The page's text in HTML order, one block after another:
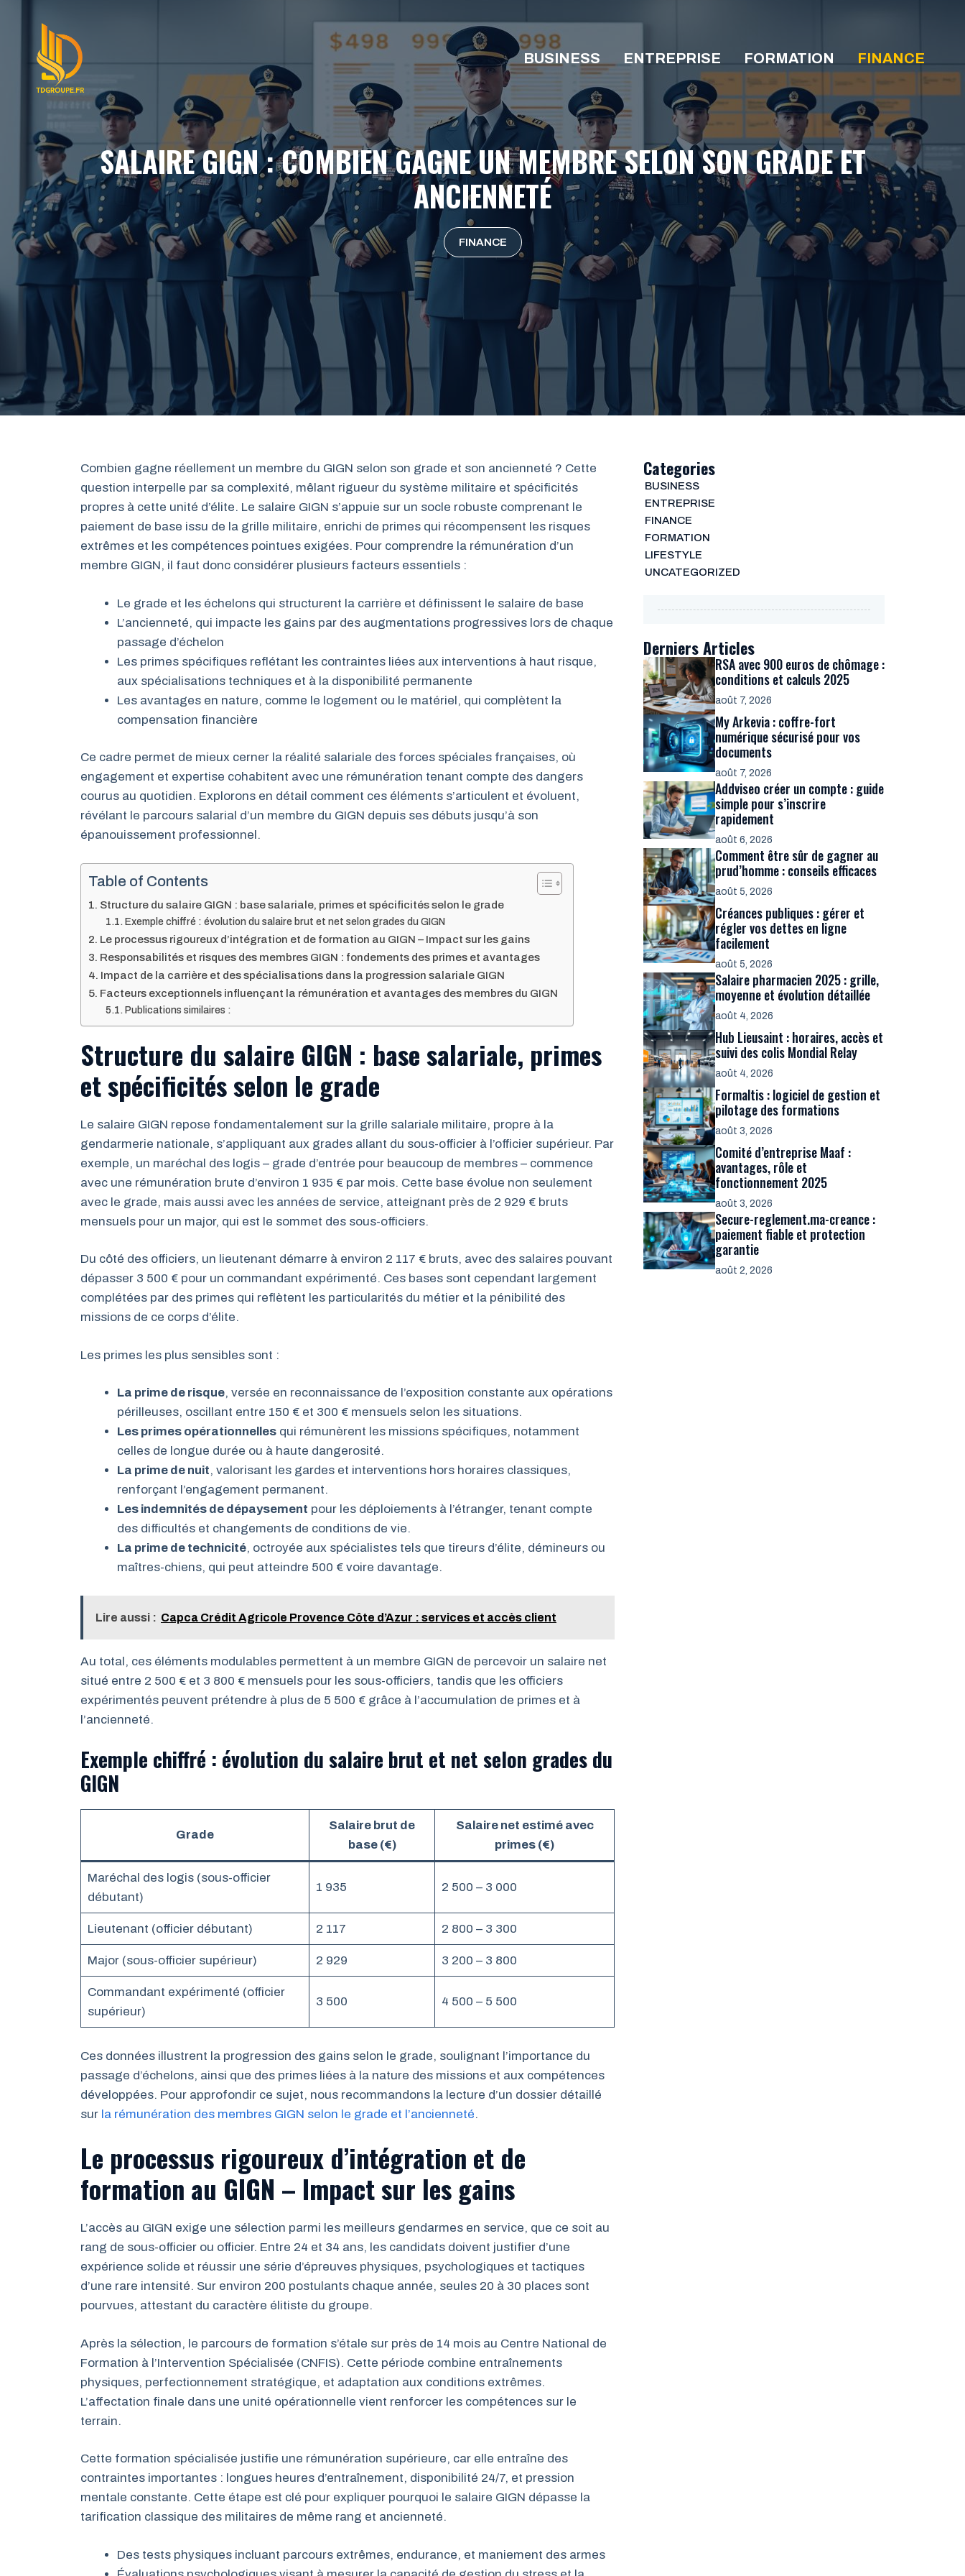
contenu
BUSINESS ENTREPRISE FORMATION FINANCE
SALAIRE GIGN : COMBIEN GAGNE UN MEMBRE SELON SON GRADE ET
ANCIENNETÉ
FINANCE
Combien gagne réellement un membre du GIGN selon son grade et son ancienneté ? Cette
question interpelle par sa complexité, mêlant rigueur du système militaire et spécificités
propres à cette unité d’élite. Le salaire GIGN s’appuie sur un socle robuste comprenant le
paiement de base issu de la grille militaire, enrichi de primes qui récompensent les risques
extrêmes et les compétences pointues exigées. Pour comprendre la rémunération d’un
membre GIGN, il faut donc considérer plusieurs facteurs essentiels :
Le grade et les échelons qui structurent la carrière et définissent le salaire de base
L’ancienneté, qui impacte les gains par des augmentations progressives lors de chaque
passage d’échelon
Les primes spécifiques reflétant les contraintes liées aux interventions à haut risque,
aux spécialisations techniques et à la disponibilité permanente
Les avantages en nature, comme le logement ou le matériel, qui complètent la
compensation financière
Ce cadre permet de mieux cerner la réalité salariale des forces spéciales françaises, où
engagement et expertise cohabitent avec une rémunération tenant compte des dangers
courus au quotidien. Explorons en détail comment ces éléments s’articulent et évoluent,
révélant le parcours salarial d’un membre du GIGN depuis ses débuts jusqu’à son
épanouissement professionnel.
Table of Contents
Structure du salaire GIGN : base salariale, primes et spécificités selon le grade
Exemple chiffré : évolution du salaire brut et net selon grades du GIGN
Le processus rigoureux d’intégration et de formation au GIGN – Impact sur les gains
Responsabilités et risques des membres GIGN : fondements des primes et avantages
Impact de la carrière et des spécialisations dans la progression salariale GIGN
Facteurs exceptionnels influençant la rémunération et avantages des membres du GIGN
Publications similaires :
Structure du salaire GIGN : base salariale, primes
et spécificités selon le grade
Le salaire GIGN repose fondamentalement sur la grille salariale militaire, propre à la
gendarmerie nationale, s’appliquant aux grades allant du sous-officier à l’officier supérieur. Par
exemple, un maréchal des logis – grade d’entrée pour beaucoup de membres – commence
avec une rémunération brute d’environ 1 935 € par mois. Cette base évolue non seulement
avec le grade, mais aussi avec les années de service, atteignant près de 2 929 € bruts
mensuels pour un major, qui est le sommet des sous-officiers.
Du côté des officiers, un lieutenant démarre à environ 2 117 € bruts, avec des salaires pouvant
dépasser 3 500 € pour un commandant expérimenté. Ces bases sont cependant largement
complétées par des primes qui reflètent les particularités du métier et la pénibilité des
missions de ce corps d’élite.
Les primes les plus sensibles sont :
La prime de risque, versée en reconnaissance de l’exposition constante aux opérations
périlleuses, oscillant entre 150 € et 300 € mensuels selon les situations.
Les primes opérationnelles qui rémunèrent les missions spécifiques, notamment
celles de longue durée ou à haute dangerosité.
La prime de nuit, valorisant les gardes et interventions hors horaires classiques,
renforçant l’engagement permanent.
Les indemnités de dépaysement pour les déploiements à l’étranger, tenant compte
des difficultés et changements de conditions de vie.
La prime de technicité, octroyée aux spécialistes tels que tireurs d’élite, démineurs ou
maîtres-chiens, qui peut atteindre 500 € voire davantage.
Lire aussi : Capca Crédit Agricole Provence Côte d’Azur : services et accès client
Au total, ces éléments modulables permettent à un membre GIGN de percevoir un salaire net
situé entre 2 500 € et 3 800 € mensuels pour les sous-officiers, tandis que les officiers
expérimentés peuvent prétendre à plus de 5 500 € grâce à l’accumulation de primes et à
l’ancienneté.
Exemple chiffré : évolution du salaire brut et net selon grades du
GIGN
Grade
Salaire brut de
base (€)
Salaire net estimé avec
primes (€)
Maréchal des logis (sous-officier
débutant)
1 935 2 500 – 3 000
Lieutenant (officier débutant) 2 117 2 800 – 3 300
Major (sous-officier supérieur) 2 929 3 200 – 3 800
Commandant expérimenté (officier
supérieur)
3 500 4 500 – 5 500
Ces données illustrent la progression des gains selon le grade, soulignant l’importance du
passage d’échelons, ainsi que des primes liées à la nature des missions et aux compétences
développées. Pour approfondir ce sujet, nous recommandons la lecture d’un dossier détaillé
sur la rémunération des membres GIGN selon le grade et l’ancienneté.
Le processus rigoureux d’intégration et de
formation au GIGN – Impact sur les gains
L’accès au GIGN exige une sélection parmi les meilleurs gendarmes en service, que ce soit au
rang de sous-officier ou officier. Entre 24 et 34 ans, les candidats doivent justifier d’une
expérience solide et réussir une série d’épreuves physiques, psychologiques et tactiques
d’une rare intensité. Sur environ 200 postulants chaque année, seules 20 à 30 places sont
pourvues, attestant du caractère élitiste du groupe.
Après la sélection, le parcours de formation s’étale sur près de 14 mois au Centre National de
Formation à l’Intervention Spécialisée (CNFIS). Cette période combine entraînements
physiques, perfectionnement stratégique, et adaptation aux conditions extrêmes.
L’affectation finale dans une unité opérationnelle vient renforcer les compétences sur le
terrain.
Cette formation spécialisée justifie une rémunération supérieure, car elle entraîne des
contraintes importantes : longues heures d’entraînement, disponibilité 24/7, et pression
mentale constante. Cette étape est clé pour expliquer pourquoi le salaire GIGN dépasse la
tarification classique des militaires de même rang et ancienneté.
Des tests physiques incluant parcours extrêmes, endurance, et maniement des armes
Categories
BUSINESS
ENTREPRISE
FINANCE
FORMATION
LIFESTYLE
UNCATEGORIZED
Derniers Articles
RSA avec 900 euros de chômage :
conditions et calculs 2025
août 7, 2026
My Arkevia : coffre-fort
numérique sécurisé pour vos
documents
août 7, 2026
Addviseo créer un compte : guide
simple pour s’inscrire
rapidement
août 6, 2026
Comment être sûr de gagner au
prud’homme : conseils efficaces
août 5, 2026
Créances publiques : gérer et
régler vos dettes en ligne
facilement
août 5, 2026
Salaire pharmacien 2025 : grille,
moyenne et évolution détaillée
août 4, 2026
Hub Lieusaint : horaires, accès et
suivi des colis Mondial Relay
août 4, 2026
Formaltis : logiciel de gestion et
pilotage des formations
août 3, 2026
Comité d’entreprise Maaf :
avantages, rôle et
fonctionnement 2025
août 3, 2026
Secure-reglement.ma-creance :
paiement fiable et protection
garantie
août 2, 2026